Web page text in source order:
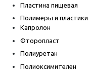
Пластина пищевая
Полимеры и пластики
Капролон
Фторопласт
Полиуретан
Полиоксимителен